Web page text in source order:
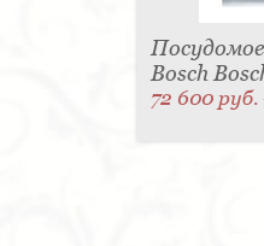
Bosch
72 600 руб.